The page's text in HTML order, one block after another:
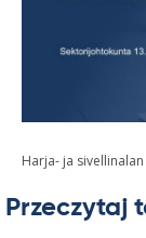
Harja- ja
Przeczytaj